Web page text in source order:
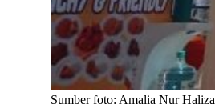
Sumber foto: Amalia Nur Haliza